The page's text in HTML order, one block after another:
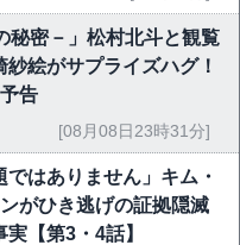
秘密－」松村北斗と観覧
絵がサプライズハグ！
告
[08月08日23時31分]
ではありません」キム・
がひき逃げの証拠隠滅
【第3・4話】